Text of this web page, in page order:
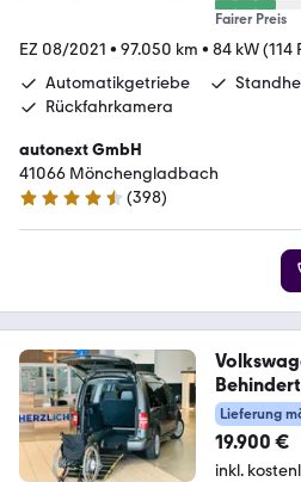
Fairer Preis
EZ 08/2021 • 97.050 km • 84 kW (114
Automatikgetriebe
Rückfahrkamera
autonext GmbH
41066 Mönchengladbach
4.7 Sterne
(398)
Lieferung
19.900 €
inkl.